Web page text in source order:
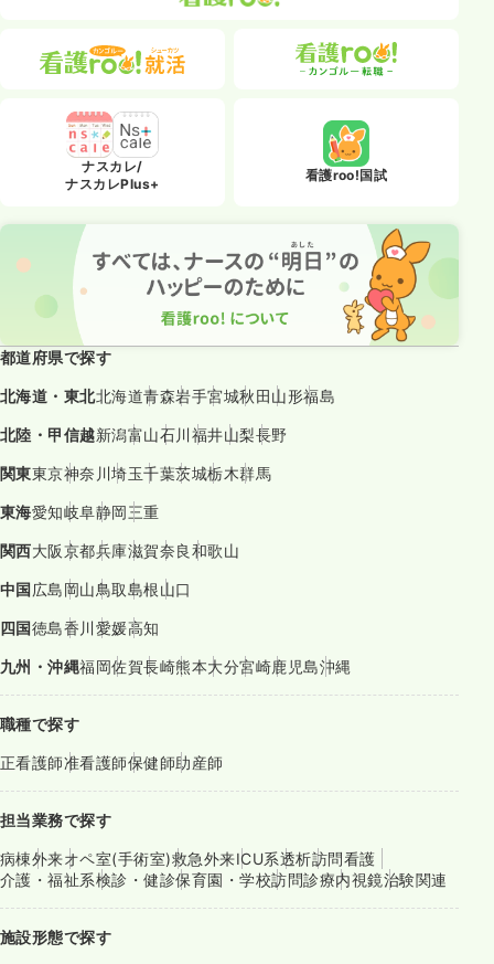
ナスカレ/
ナスカレPlus+
看護roo!国試
都道府県で探す
北海道・東北北海道青森岩手宮城秋田山形福島
北陸・甲信越新潟富山石川福井山梨長野
関東東京神奈川埼玉千葉茨城栃木群馬
東海愛知岐阜静岡三重
関西大阪京都兵庫滋賀奈良和歌山
中国広島岡山鳥取島根山口
四国徳島香川愛媛高知
九州・沖縄福岡佐賀長崎熊本大分宮崎鹿児島沖縄
職種で探す
正看護師准看護師保健師助産師
担当業務で探す
病棟外来オペ室(手術室)救急外来ICU系透析訪問看護
介護・福祉系検診・健診保育園・学校訪問診療内視鏡治験関連
施設形態で探す